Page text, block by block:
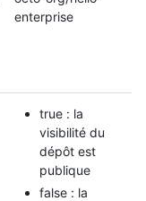
enterprise
true : la
visibilité du
dépôt est
publique
false : la